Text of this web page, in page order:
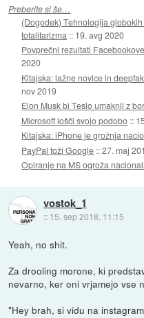
Preberite si še…
(Dogodek) Tehnologija
totalitarizma :: 19. avg 2020
Povprečni rezultati
2020
Kitajska: lažne novice in
nov 2019
Elon Musk bi Teslo umaknil z
Microsoft lošči svojo podobo ::
Kitajska: iPhone je grožnja
PayPal toži Google ::27. maj
Opiranje na MS ogroža
vostok_1
:: 15. sep 2018, 11:15
Yeah, no shit.
Za drooling morone, ki
nevarno, ker oni vrjamejo vse
"Hey brah, si vidu na